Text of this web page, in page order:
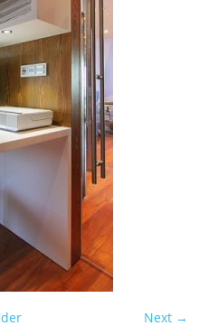
Next →